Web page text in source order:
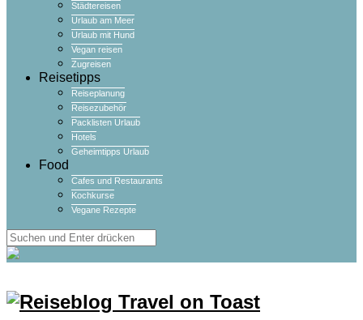
Städtereisen
Urlaub am Meer
Urlaub mit Hund
Vegan reisen
Zugreisen
Reisetipps
Reiseplanung
Reisezubehör
Packlisten Urlaub
Hotels
Geheimtipps Urlaub
Food
Cafes und Restaurants
Kochkurse
Vegane Rezepte